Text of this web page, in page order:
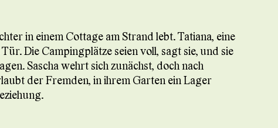
in einem Cottage am Strand lebt. Tatiana, eine
Die Campingplätze seien voll, sagt sie, und sie
Sascha wehrt sich zunächst, doch nach
der Fremden, in ihrem Garten ein Lager